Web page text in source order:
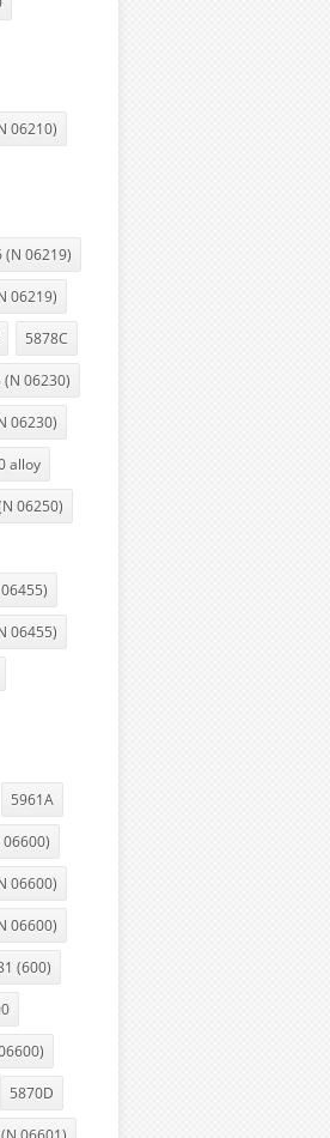
06210)
(N 06219)
06219)
5878C
(N 06230)
06230)
alloy
06250)
06455)
5961A
06600)
06600)
06600)
(600)
5870D